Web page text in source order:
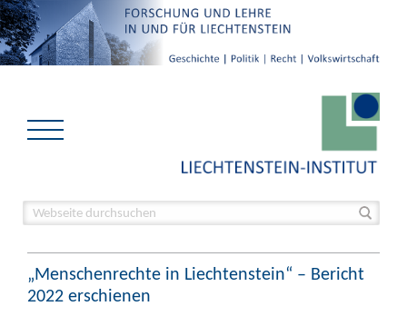
„Menschenrechte in Liechtenstein“ – Bericht
2022 erschienen